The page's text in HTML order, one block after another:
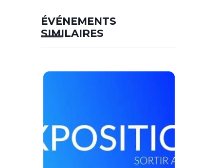
ÉVÉNEMENTS
SIMILAIRES